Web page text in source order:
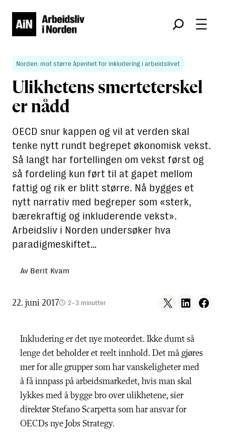
Søk
Norden: mot større åpenhet for inkludering i arbeidslivet
Ulikhetens smerteterskel
er nådd
OECD snur kappen og vil at verden skal
tenke nytt rundt begrepet økonomisk vekst.
Så langt har fortellingen om vekst først og
så fordeling kun ført til at gapet mellom
fattig og rik er blitt større. Nå bygges et
nytt narrativ med begreper som «sterk,
bærekraftig og inkluderende vekst».
Arbeidsliv i Norden undersøker hva
paradigmeskiftet…
Av Berit Kvam
22. juni 2017 2–3 minutter Share on X Share on LinkedIn
Share on
Inkludering er det nye moteordet. Ikke dumt så
lenge det beholder et reelt innhold. Det må gjøres
mer for alle grupper som har vanskeligheter med
å få innpass på arbeidsmarkedet, hvis man skal
lykkes med å bygge bro over ulikhetene, sier
direktør Stefano Scarpetta som har ansvar for
OECDs nye Jobs Strategy.